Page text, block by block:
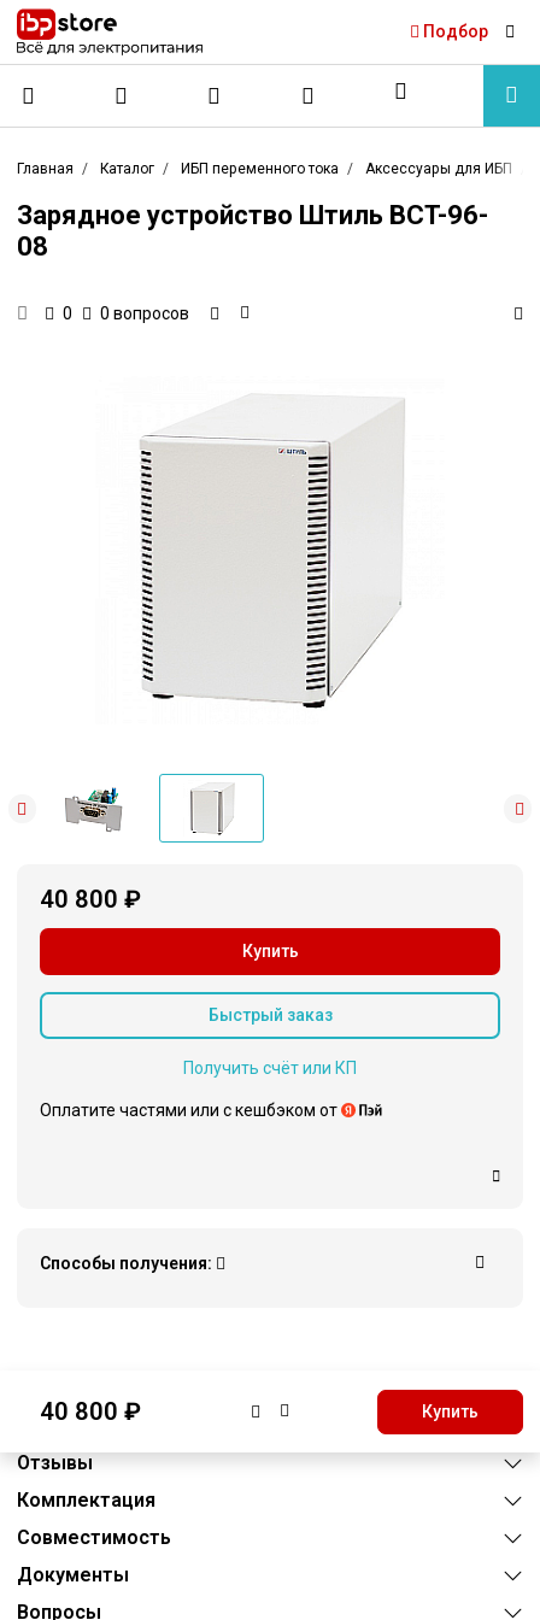
Подбор
Главная Каталог ИБП переменного тока Аксессуары для ИБП
Зарядное устройство Штиль BCT-96-
08
0 0 вопросов
40 800 ₽
Купить
Быстрый заказ
Получить счёт или КП
Оплатите частями или c кешбэком от
Способы получения:
40 800 ₽ Купить
Характеристики
Отзывы
Комплектация
Совместимость
Документы
Вопросы